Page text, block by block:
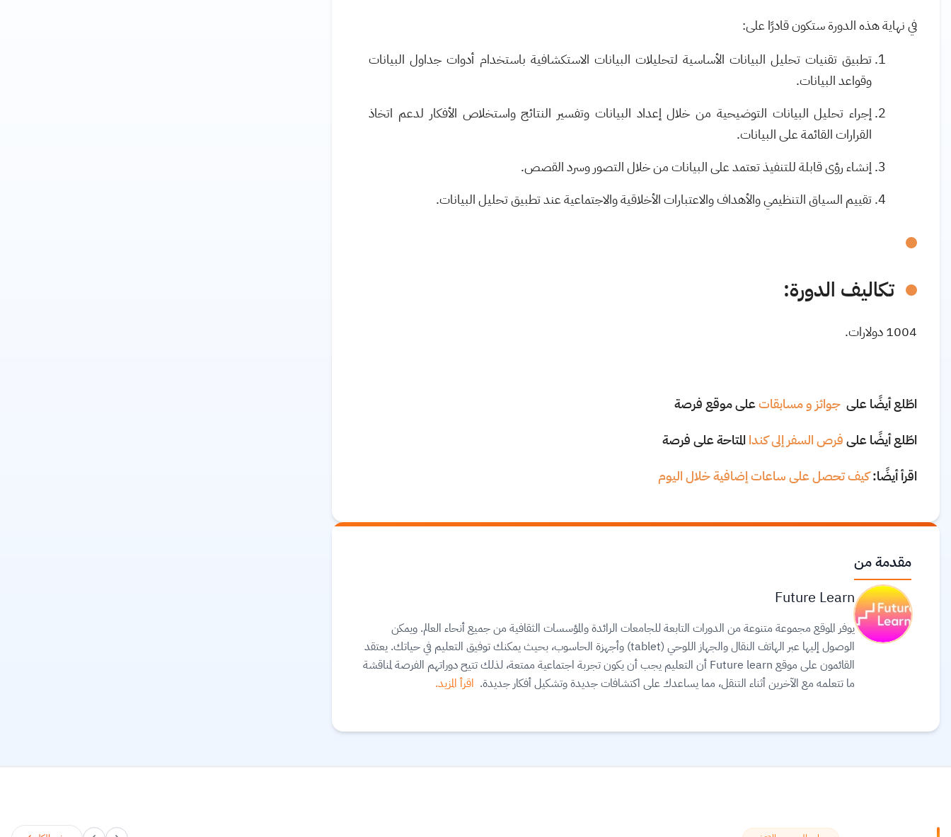
في نهاية هذه الدورة ستكون قادرًا على:
تطبيق تقنيات تحليل البيانات الأساسية لتحليلات البيانات الاستكشافية باستخدام أدوات جداول البيانات
وقواعد البيانات.
إجراء تحليل البيانات التوضيحية من خلال إعداد البيانات وتفسير النتائج واستخلاص الأفكار لدعم اتخاذ
القرارات القائمة على البيانات.
إنشاء رؤى قابلة للتنفيذ تعتمد على البيانات من خلال التصور وسرد القصص.
تقييم السياق التنظيمي والأهداف والاعتبارات الأخلاقية والاجتماعية عند تطبيق تحليل البيانات.
تكاليف الدورة:
1004 دولارات.
اطّلع أيضًا على جوائز و مسابقاتعلى موقع فرصة
اطّلع أيضًا علىفرص السفر إلى كندا المتاحة على فرصة
اقرأ أيضًا:كيف تحصل على ساعات إضافية خلال اليوم
مقدمة من
Future Learn
يوفر الموقع مجموعة متنوعة من الدورات التابعة للجامعات الرائدة والمؤسسات الثقافية من جميع أنحاء العالم. ويمكن
الوصول إليها عبر الهاتف النقال والجهاز اللوحي (tablet) وأجهزة الحاسوب، بحيث يمكنك توفيق التعليم في حياتك. يعتقد
القائمون على موقع Future learn أن التعليم يجب أن يكون تجربة اجتماعية ممتعة، لذلك تتيح دوراتهم الفرصة لمناقشة
ما تتعلمه مع الآخرين أثناء التنقل، مما يساعدك على اكتشافات جديدة وتشكيل أفكار جديدة. اقرأ المزيد.